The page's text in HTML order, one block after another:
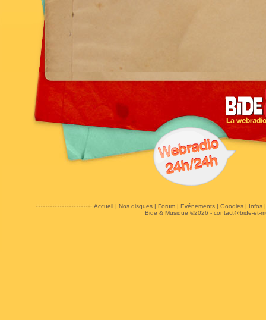
Accueil| Nos disques| Forum| Evénements| Goodies| Infos
Bide & Musique ©2026 - contact@bide-et-